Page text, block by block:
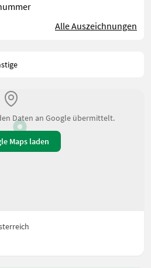
Alle Auszeichnungen
Daten an Google übermittelt.
Maps laden